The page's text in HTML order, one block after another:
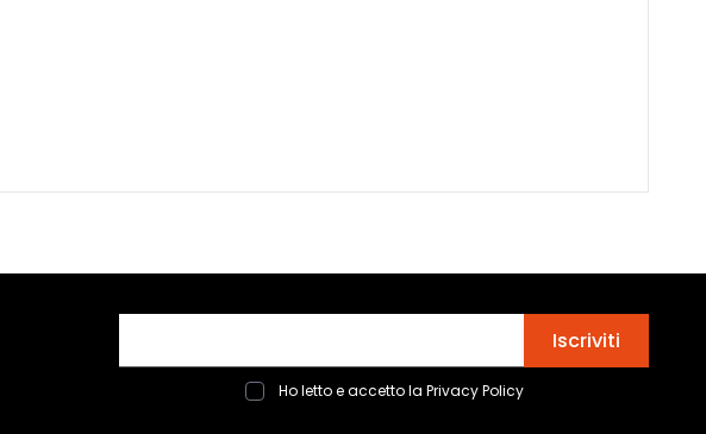
Iscriviti
Ho letto e accetto la Privacy Policy